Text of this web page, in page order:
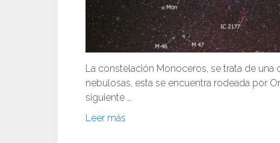
La constelación Monoceros, se trata de
nebulosas, esta se encuentra rodeada por
siguiente …
Leer más